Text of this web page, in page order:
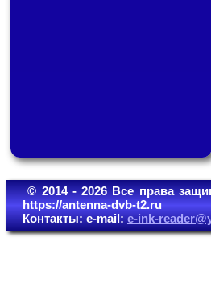
© 2014 - 2026 Все права
https://antenna-dvb-t2.ru
Контакты: e-mail:e-ink-